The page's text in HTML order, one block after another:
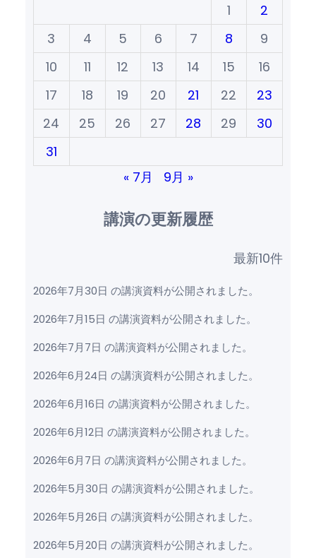
1
2
3
4 5 6 7 8
9
10
11 12 13 14 15
16
17
18 19 20 21 22
23
24
25 26 27 28 29
30
31
« 7月
9月 »
講演の更新履歴
最新10件
2026年7月30日 の講演資料が公開されました。
2026年7月15日 の講演資料が公開されました。
2026年7月7日 の講演資料が公開されました。
2026年6月24日 の講演資料が公開されました。
2026年6月16日 の講演資料が公開されました。
2026年6月12日 の講演資料が公開されました。
2026年6月7日 の講演資料が公開されました。
2026年5月30日 の講演資料が公開されました。
2026年5月26日 の講演資料が公開されました。
2026年5月20日 の講演資料が公開されました。